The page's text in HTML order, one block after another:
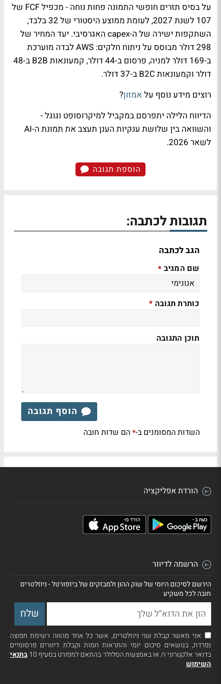
על בסיס תזרים חופשי התמונה פחות נוחה - מכפיל FCF של
107 לשנת 2027, לעומת ממוצע היסטורי של 32 בלבד,
השתקפות ישירה של ה-capex האגרסיבי. יעד המחיר של
298 דולר מבוסס על ניתוח חלקים: AWS לבדה מוערכת
ב-169 דולר למניה, פרסום ב-44 דולר, קמעונאות B2B ב-48
דולר וקמעונאות B2C ב-37 דולר.
רוצים מידע נוסף על אמזון?
הדיווח הלילה יתפרסם במקביל למיקרוסופט וגוגל -
והשוואה בין שלושת ענקיות הענן תעצב את תמונת ה-AI
לשאר 2026.
הוספת תגובה
תגובות לכתבה:
הגב לכתבה
שם המגיב *
כותרת תגובה *
תוכן התגובה
הוסף תגובה
השדות המסומנים ב-*הם שדות חובה
הורדת אפליקציה
הרשמה לדיוור
הירשם לסיכום היומי של שוק ההון ולמבזקים של ביזפורטל - ניוזלטרים
חובה לכל משקיע
אני מאשר קבלת שני ניוזלטרים, אשר כל אחד מהווה רשימת תפוצה
נפרדת, בנושאים סיכום יומי והתראות חמות וקבלת דיוורים פרסומיים
בדואר אלקטרוני ו/ או באמצעות הסלולר בהתאם למפורט בסעיף 10
בתנאי
השימוש